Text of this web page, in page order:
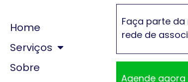
Home
Serviços
Sobre
Faça parte da
rede de
Agende agora